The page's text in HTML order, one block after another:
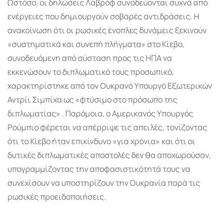
Ωστόσο, οι δηλώσεις Λαβρόφ συνοδεύονται συχνά από
ενέργειες που δημιουργούν σοβαρές αντιδράσεις. Η
ανακοίνωση ότι οι ρωσικές ένοπλες δυνάμεις ξεκινούν
«συστηματικά και συνεπή πλήγματα» στο Κίεβο,
συνοδευόμενη από σύσταση προς τις ΗΠΑ να
εκκενώσουν το διπλωματικό τους προσωπικό,
χαρακτηρίστηκε από τον Ουκρανό Υπουργό Εξωτερικών
Αντρίι Σιμπίχα ως «φτύσιμο στο πρόσωπο της
διπλωματίας» . Παρόμοια, ο Αμερικανός Υπουργός
Ρούμπιο φέρεται να απέρριψε τις απειλές, τονίζοντας
ότι το Κίεβο ήταν επικίνδυνο «για χρόνια» και ότι οι
δυτικές διπλωματικές αποστολές δεν θα αποχωρούσαν,
υπογραμμίζοντας την αποφασιστικότητά τους να
συνεχίσουν να υποστηρίζουν την Ουκρανία παρά τις
ρωσικές προειδοποιήσεις.